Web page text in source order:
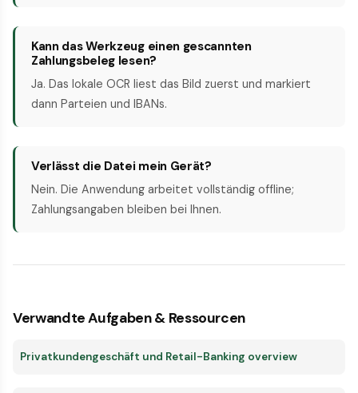
Kann das Werkzeug einen gescannten
Zahlungsbeleg lesen?
Ja. Das lokale OCR liest das Bild zuerst und markiert
dann Parteien und IBANs.
Verlässt die Datei mein Gerät?
Nein. Die Anwendung arbeitet vollständig offline;
Zahlungsangaben bleiben bei Ihnen.
Verwandte Aufgaben & Ressourcen
Privatkundengeschäft und Retail-Banking overview